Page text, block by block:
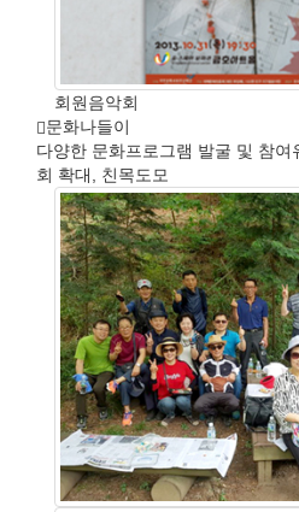
회원음악회
문화나들이
다양한 문화프로그램 발굴 및 참여
회 확대, 친목도모